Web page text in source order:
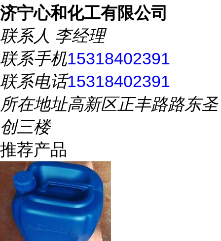
济宁心和化工有限公司
联系人 李经理
联系手机15318402391
联系电话15318402391
所在地址高新区正丰路路东圣
创三楼
推荐产品